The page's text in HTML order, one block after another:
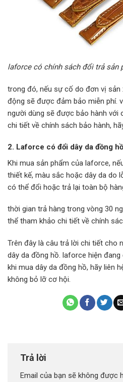
laforce có chính sách đổi trả sản
trong đó, nếu sự cố do đơn vị sản
động sẽ được đảm bảo miễn phí.
người dùng sẽ được bảo hành với
chi tiết về chính sách bảo hành,
2. Laforce có đổi dây da đồng
Khi mua sản phẩm của laforce,
thiết kế, màu sắc hoặc dây da do
có thể đổi hoặc trả lại toàn bộ
thời gian trả hàng trong vòng 30
thể tham khảo chi tiết về chính
Trên đây là câu trả lời chi tiết cho
dây da đồng hồ. laforce hiện
khi mua dây da đồng hồ, hãy liên
không bỏ lỡ cơ hội.
Trả lời
Email của bạn sẽ không được